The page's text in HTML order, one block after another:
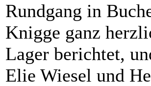
Rundgang in
Knigge ganz
Lager berichtet,
Elie Wiesel und